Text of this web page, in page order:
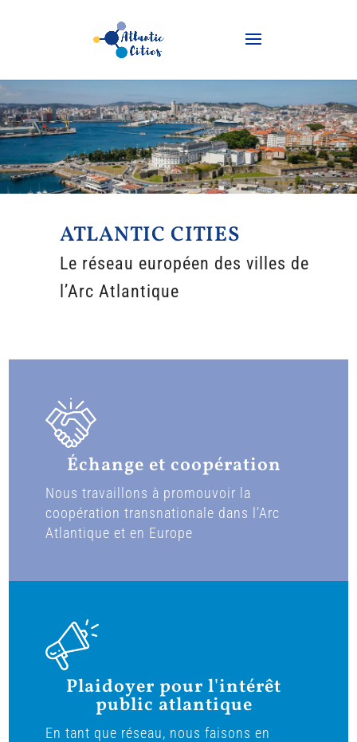
ATLANTIC CITIES
Le réseau européen des villes de
l’Arc Atlantique
Échange et coopération
Nous travaillons à promouvoir la
coopération transnationale dans l’Arc
Atlantique et en Europe
Plaidoyer pour l'intérêt
public atlantique
En tant que réseau, nous faisons en